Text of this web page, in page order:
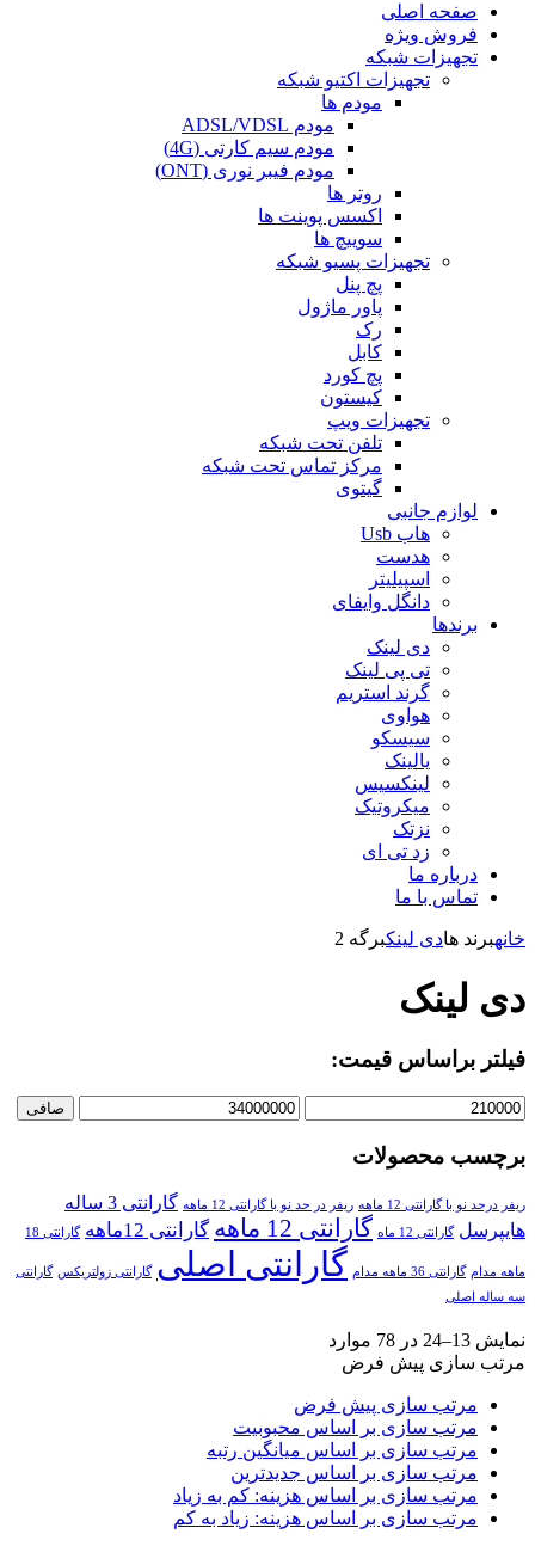
صفحه اصلی
فروش ویژه
تجهیزات شبکه
تجهیزات اکتیو شبکه
مودم ها
مودم ADSL/VDSL
مودم سیم کارتی (4G)
مودم فیبر نوری (ONT)
روتر ها
اکسس پوینت ها
سوییچ ها
تجهیزات پسیو شبکه
پچ پنل
پاور ماژول
رک
کابل
پچ کورد
کیستون
تجهیزات ویپ
تلفن تحت شبکه
مرکز تماس تحت شبکه
گیتوی
لوازم جانبی
هاب Usb
هدست
اسپیلیتر
دانگل وایفای
برندها
دی لینک
تی پی لینک
گرند استریم
هواوی
سیسکو
یالینک
لینکسیس
میکروتیک
نزتک
زد تی ای
درباره ما
تماس با ما
خانهبرند هادی لینکبرگه 2
دی لینک
فیلتر براساس قیمت:
صافی
برچسب محصولات
ریفر درحد نو با گارانتی 12 ماهه ریفر در حد نو با گارانتی 12 ماهه
گارانتی 3 ساله
هایپرسل گارانتی 12 ماه گارانتی 12 ماهه گارانتی 12ماهه گارانتی 18
ماهه مدام گارانتی 36 ماهه مدام گارانتی اصلی گارانتی زولتریکس گارانتی
سه ساله اصلی
نمایش 13–24 در 78 موارد
مرتب سازی پیش فرض
مرتب سازی پیش فرض
مرتب سازی بر اساس محبوبیت
مرتب سازی بر اساس میانگین رتبه
مرتب سازی بر اساس جدیدترین
مرتب سازی بر اساس هزینه: کم به زیاد
مرتب سازی بر اساس هزینه: زیاد به کم